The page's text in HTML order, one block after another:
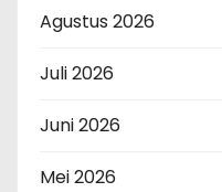
Agustus 2026
Juli 2026
Juni 2026
Mei 2026